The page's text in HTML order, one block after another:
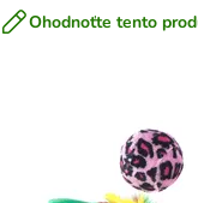
Ohodnoťte tento